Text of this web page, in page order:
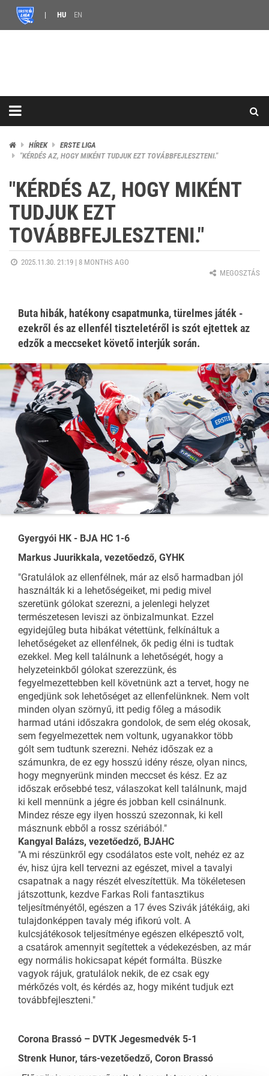
HU EN
HÍREK
ERSTE LIGA
"KÉRDÉS AZ, HOGY MIKÉNT TUDJUK EZT TOVÁBBFEJLESZTENI."
"KÉRDÉS AZ, HOGY MIKÉNT
TUDJUK EZT
TOVÁBBFEJLESZTENI."
2025.11.30. 21:19 | 8 MONTHS AGO
MEGOSZTÁS
Buta hibák, hatékony csapatmunka, türelmes játék -
ezekről és az ellenfél tiszteletéről is szót ejtettek az
edzők a meccseket követő interjúk során.
Gyergyói HK - BJA HC 1-6
Markus Juurikkala, vezetőedző, GYHK
"Gratulálok az ellenfélnek, már az első harmadban jól
használták ki a lehetőségeiket, mi pedig mivel
szeretünk gólokat szerezni, a jelenlegi helyzet
természetesen leviszi az önbizalmunkat. Ezzel
egyidejűleg buta hibákat vétettünk, felkínáltuk a
lehetőségeket az ellenfélnek, ők pedig élni is tudtak
ezekkel. Meg kell találnunk a lehetőségét, hogy a
helyzeteinkből gólokat szerezzünk, és
fegyelmezettebben kell követnünk azt a tervet, hogy ne
engedjünk sok lehetőséget az ellenfelünknek. Nem volt
minden olyan szörnyű, itt pedig főleg a második
harmad utáni időszakra gondolok, de sem elég okosak,
sem fegyelmezettek nem voltunk, ugyanakkor több
gólt sem tudtunk szerezni. Nehéz időszak ez a
számunkra, de ez egy hosszú idény része, olyan nincs,
hogy megnyerünk minden meccset és kész. Ez az
időszak erősebbé tesz, válaszokat kell találnunk, majd
ki kell mennünk a jégre és jobban kell csinálnunk.
Mindez része egy ilyen hosszú szezonnak, ki kell
másznunk ebből a rossz szériából."
Kangyal Balázs, vezetőedző, BJAHC
"A mi részünkről egy csodálatos este volt, nehéz ez az
év, hisz újra kell tervezni az egészet, mivel a tavalyi
csapatnak a nagy részét elveszítettük. Ma tökéletesen
játszottunk, kezdve Farkas Roli fantasztikus
teljesítményétől, egészen a 17 éves Szivák játékáig, aki
tulajdonképpen tavaly még ifikorú volt. A
kulcsjátékosok teljesítménye egészen elképesztő volt,
a csatárok amennyit segítettek a védekezésben, az már
egy normális hokicsapat képét formálta. Büszke
vagyok rájuk, gratulálok nekik, de ez csak egy
mérkőzés volt, és kérdés az, hogy miként tudjuk ezt
továbbfejleszteni."
Corona Brassó – DVTK Jegesmedvék 5-1
Strenk Hunor, társ-vezetőedző, Coron Brassó